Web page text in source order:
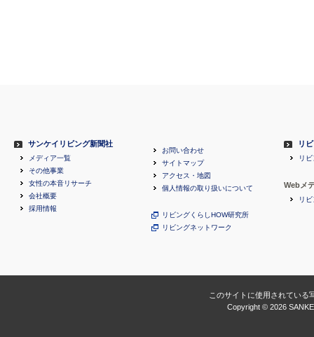
サンケイリビング新聞社
メディア一覧
その他事業
女性の本音リサーチ
会社概要
採用情報
お問い合わせ
サイトマップ
アクセス・地図
個人情報の取り扱いについて
リビングくらしHOW研究所
リビングネットワーク
リ
リ
Webメ
リ
このサイトに使用されている
Copyright © 2026